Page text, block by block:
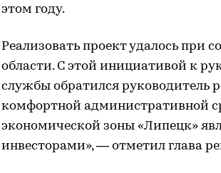
этом году.
Реализовать проект удалось при
области. С этой инициативой к
службы обратился руководитель
комфортной административной
экономической зоны «Липецк»
инвесторами», — отметил глава